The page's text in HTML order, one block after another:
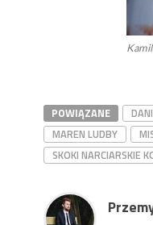
POWIĄZANE
MAREN LUDBY
SKOKI NARCIARSKIE